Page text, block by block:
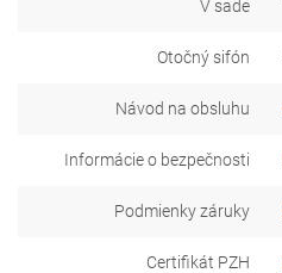
V sade
Otočný sifón
Návod na obsluhu
Informácie o bezpečnosti
Podmienky záruky
Certifikát PZH